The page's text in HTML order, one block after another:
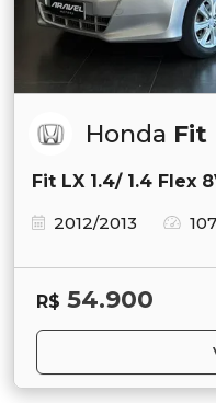
Honda Fit
Fit LX 1.4/ 1.4 Flex
2012/2013
R$ 54.900